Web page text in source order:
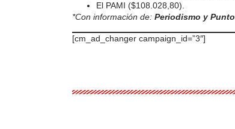
El PAMI ($108.028,80).
*Con información de: Periodismo y Punto
[cm_ad_changer campaign_id=”3″]